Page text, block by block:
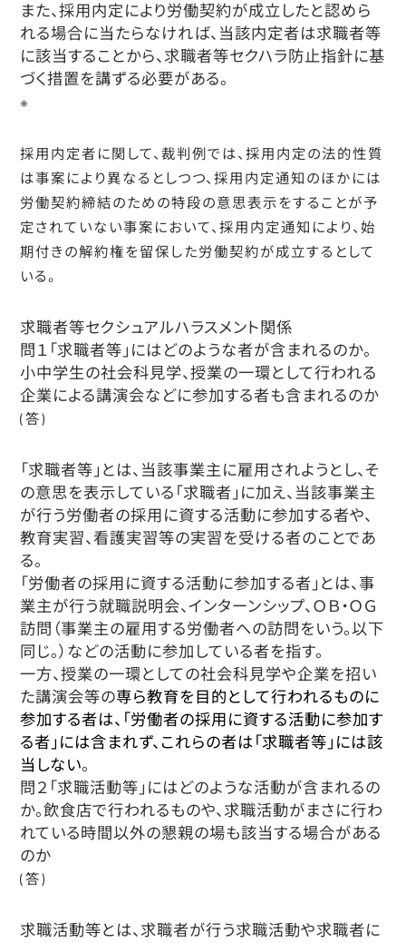
また、採用内定により労働契約が成立したと認めら
れる場合に当たらなければ、当該内定者は求職者等
に該当することから、求職者等セクハラ防止指針に基
づく措置を講ずる必要がある。
※
採用内定者に関して、裁判例では、採用内定の法的性質
は事案により異なるとしつつ、採用内定通知のほかには
労働契約締結のための特段の意思表示をすることが予
定されていない事案において、採用内定通知により、始
期付きの解約権を留保した労働契約が成立するとして
いる。
求職者等セクシュアルハラスメント関係
問１「求職者等」にはどのような者が含まれるのか。
小中学生の社会科見学、授業の一環として行われる
企業による講演会などに参加する者も含まれるのか
(答)
「求職者等」とは、当該事業主に雇用されようとし、そ
の意思を表示している「求職者」に加え、当該事業主
が行う労働者の採用に資する活動に参加する者や、
教育実習、看護実習等の実習を受ける者のことであ
る。
「労働者の採用に資する活動に参加する者」とは、事
業主が行う就職説明会、インターンシップ、ＯＢ・ＯＧ
訪問（事業主の雇用する労働者への訪問をいう。以下
同じ。）などの活動に参加している者を指す。
一方、授業の一環としての社会科見学や企業を招い
た講演会等の専ら教育を目的として行われるものに
参加する者は、「労働者の採用に資する活動に参加す
る者」には含まれず、これらの者は「求職者等」には該
当しない。
問２「求職活動等」にはどのような活動が含まれるの
か。飲食店で行われるものや、求職活動がまさに行わ
れている時間以外の懇親の場も該当する場合がある
のか
(答)
求職活動等とは、求職者が行う求職活動や求職者に